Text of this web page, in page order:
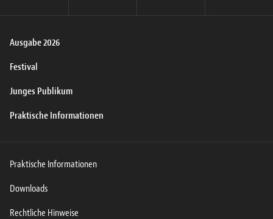
Ausgabe 2026
Festival
Junges Publikum
Praktische Informationen
Praktische Informationen
Downloads
Rechtliche Hinweise